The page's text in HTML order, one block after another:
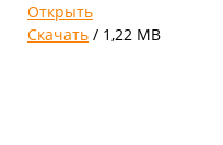
Открыть
Скачать / 1,22 MB